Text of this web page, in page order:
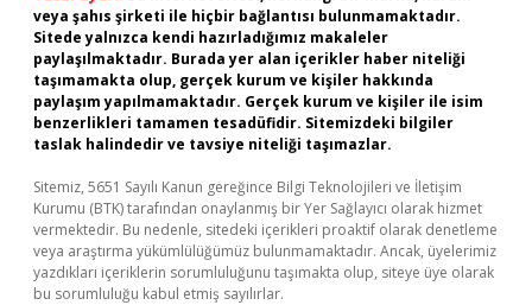
veya şahıs şirketi ile hiçbir bağlantısı bulunmamaktadır.
Sitede yalnızca kendi hazırladığımız makaleler
paylaşılmaktadır. Burada yer alan içerikler haber niteliği
taşımamakta olup, gerçek kurum ve kişiler hakkında
paylaşım yapılmamaktadır. Gerçek kurum ve kişiler ile isim
benzerlikleri tamamen tesadüfidir. Sitemizdeki bilgiler
taslak halindedir ve tavsiye niteliği taşımazlar.
Sitemiz, 5651 Sayılı Kanun gereğince Bilgi Teknolojileri ve İletişim
Kurumu (BTK) tarafından onaylanmış bir Yer Sağlayıcı olarak hizmet
vermektedir. Bu nedenle, sitedeki içerikleri proaktif olarak denetleme
veya araştırma yükümlülüğümüz bulunmamaktadır. Ancak, üyelerimiz
yazdıkları içeriklerin sorumluluğunu taşımakta olup, siteye üye olarak
bu sorumluluğu kabul etmiş sayılırlar.